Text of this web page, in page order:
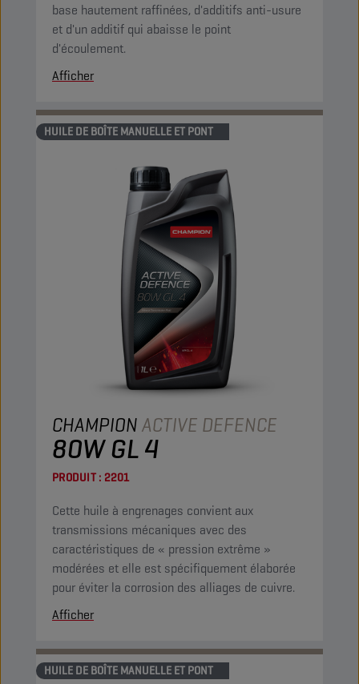
base hautement raffinées, d'additifs anti-usure
et d'un additif qui abaisse le point
d'écoulement.
Afficher
HUILE DE BOÎTE MANUELLE ET PONT
CHAMPIONACTIVE DEFENCE
80W GL 4
PRODUIT : 2201
Cette huile à engrenages convient aux
transmissions mécaniques avec des
caractéristiques de « pression extrême »
modérées et elle est spécifiquement élaborée
pour éviter la corrosion des alliages de cuivre.
Afficher
HUILE DE BOÎTE MANUELLE ET PONT